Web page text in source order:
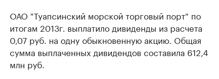
ОАО "Туапсинский морской торговый порт" по
итогам 2013г. выплатило дивиденды из расчета
0,07 руб. на одну обыкновенную акцию. Общая
сумма выплаченных дивидендов составила 612,4
млн руб.